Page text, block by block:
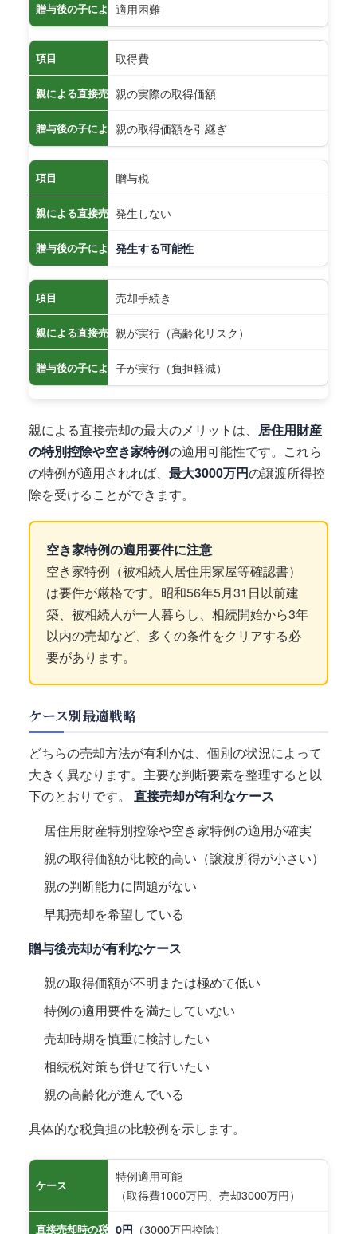
贈与後の子による売却
適用困難
項目 取得費
親による直接売却親の実際の取得価額
贈与後の子による売却親の取得価額を引継ぎ
項目 贈与税
親による直接売却発生しない
贈与後の子による売却発生する可能性
項目 売却手続き
親による直接売却親が実行（高齢化リスク）
贈与後の子による売却子が実行（負担軽減）
親による直接売却の最大のメリットは、 居住用財産
の特別控除や空き家特例の適用可能性です。これら
の特例が適用されれば、 最大3000万円の譲渡所得控
除を受けることができます。
空き家特例の適用要件に注意
空き家特例（被相続人居住用家屋等確認書）
は要件が厳格です。昭和56年5月31日以前建
築、被相続人が一人暮らし、相続開始から3年
以内の売却など、多くの条件をクリアする必
要があります。
ケース別最適戦略
どちらの売却方法が有利かは、個別の状況によって
大きく異なります。主要な判断要素を整理すると以
下のとおりです。 直接売却が有利なケース
居住用財産特別控除や空き家特例の適用が確実
親の取得価額が比較的高い（譲渡所得が小さい）
親の判断能力に問題がない
早期売却を希望している
贈与後売却が有利なケース
親の取得価額が不明または極めて低い
特例の適用要件を満たしていない
売却時期を慎重に検討したい
相続税対策も併せて行いたい
親の高齢化が進んでいる
具体的な税負担の比較例を示します。
ケース
特例適用可能
（取得費1000万円、売却3000万円）
直接売却時の税負担
0円 （3000万円控除）